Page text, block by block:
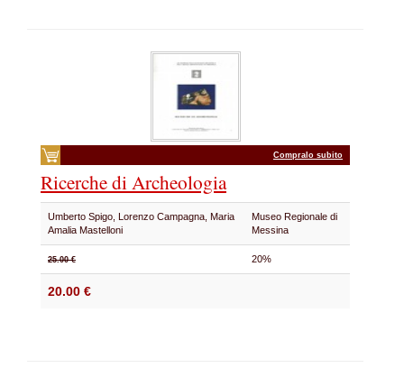
Compralo subito
Ricerche di Archeologia
Umberto Spigo, Lorenzo Campagna, Maria
Amalia Mastelloni
Museo Regionale di
Messina
25.00 € 20%
20.00 €